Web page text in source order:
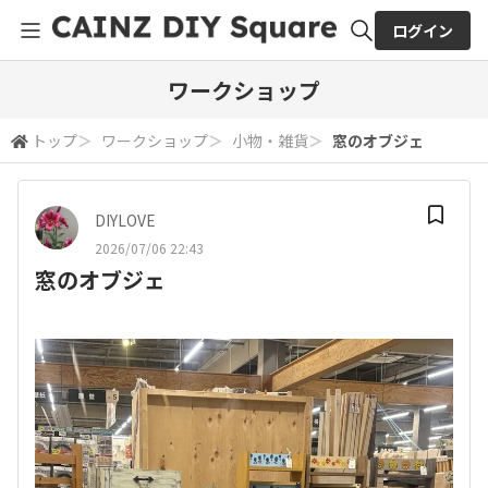
検索
ログイン
ワークショップ
トップ＞ ワークショップ＞ 小物・雑貨＞ 窓のオブジェ
DIYLOVE
2026/07/06 22:43
窓のオブジェ